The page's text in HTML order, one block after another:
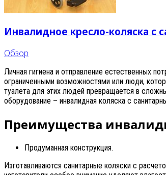
Инвалидное кресло-коляска с
Обзор
Личная гигиена и отправление естественных
ограниченными возможностями или люди,
туалета для этих людей превращается в
оборудование – инвалидная коляска с
Преимущества
Продуманная конструкция.
Изготавливаются санитарные коляски с